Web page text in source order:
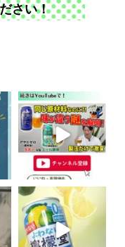
さい！